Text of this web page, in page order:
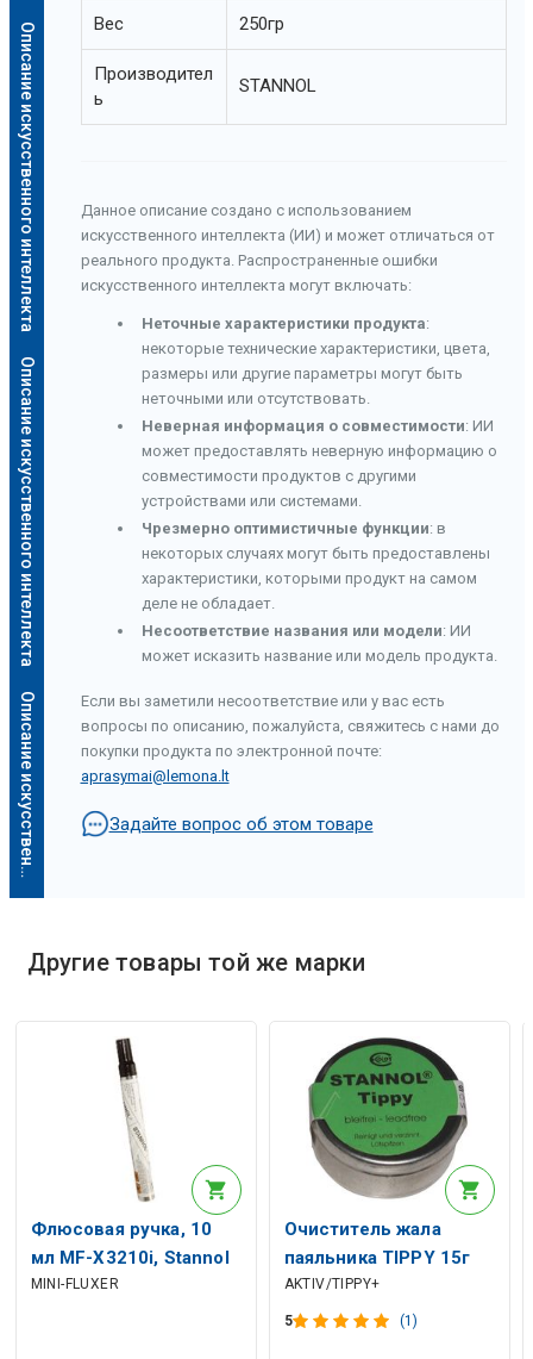
Описание искусственного интеллекта
Описание искусственного интеллекта
О
п
и
с
а
н
и
е
и
с
к
у
с
с
т
в
е
н
н
о
г
о
и
н
т
е
л
л
е
к
т
а
Описание искусственного интеллекта
Вес 250гр
Производител
ь
STANNOL
Данное описание создано с использованием
искусственного интеллекта (ИИ) и может отличаться от
реального продукта. Распространенные ошибки
искусственного интеллекта могут включать:
Неточные характеристики продукта:
некоторые технические характеристики, цвета,
размеры или другие параметры могут быть
неточными или отсутствовать.
Неверная информация о совместимости: ИИ
может предоставлять неверную информацию о
совместимости продуктов с другими
устройствами или системами.
Чрезмерно оптимистичные функции: в
некоторых случаях могут быть предоставлены
характеристики, которыми продукт на самом
деле не обладает.
Несоответствие названия или модели: ИИ
может исказить название или модель продукта.
Если вы заметили несоответствие или у вас есть
вопросы по описанию, пожалуйста, свяжитесь с нами до
покупки продукта по электронной почте:
aprasymai@lemona.lt
Задайте вопрос об этом товаре
Другие товары той же марки
Флюсовая ручка, 10
мл MF-X3210i, Stannol
MINI-FLUXER
Очиститель жала
паяльника TIPPY 15г
AKTIV/TIPPY+
5 (1)